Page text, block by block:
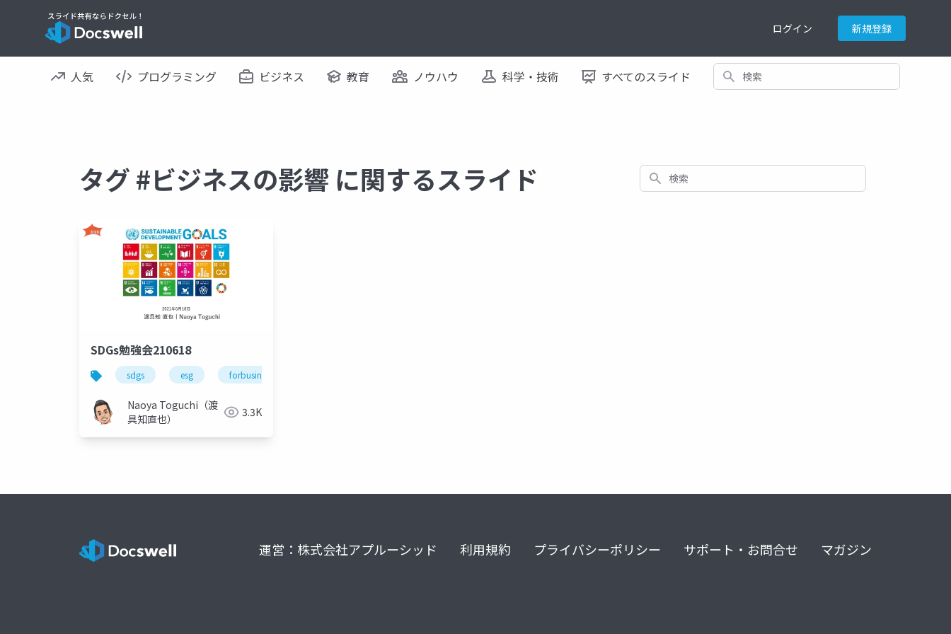
ログイン 新規登録
人気 プログラミング ビジネス 教育 ノウハウ 科学・技術 すべてのスライド 検索
タグ #ビジネスの影響 に関するスライド 検索
SDGs勉強会210618
sdgs esg forbusinessperson
Naoya Toguchi（渡
具知直也）
3.3K
運営：株式会社アプルーシッド 利用規約 プライバシーポリシー サポート・お問合せ マガジン